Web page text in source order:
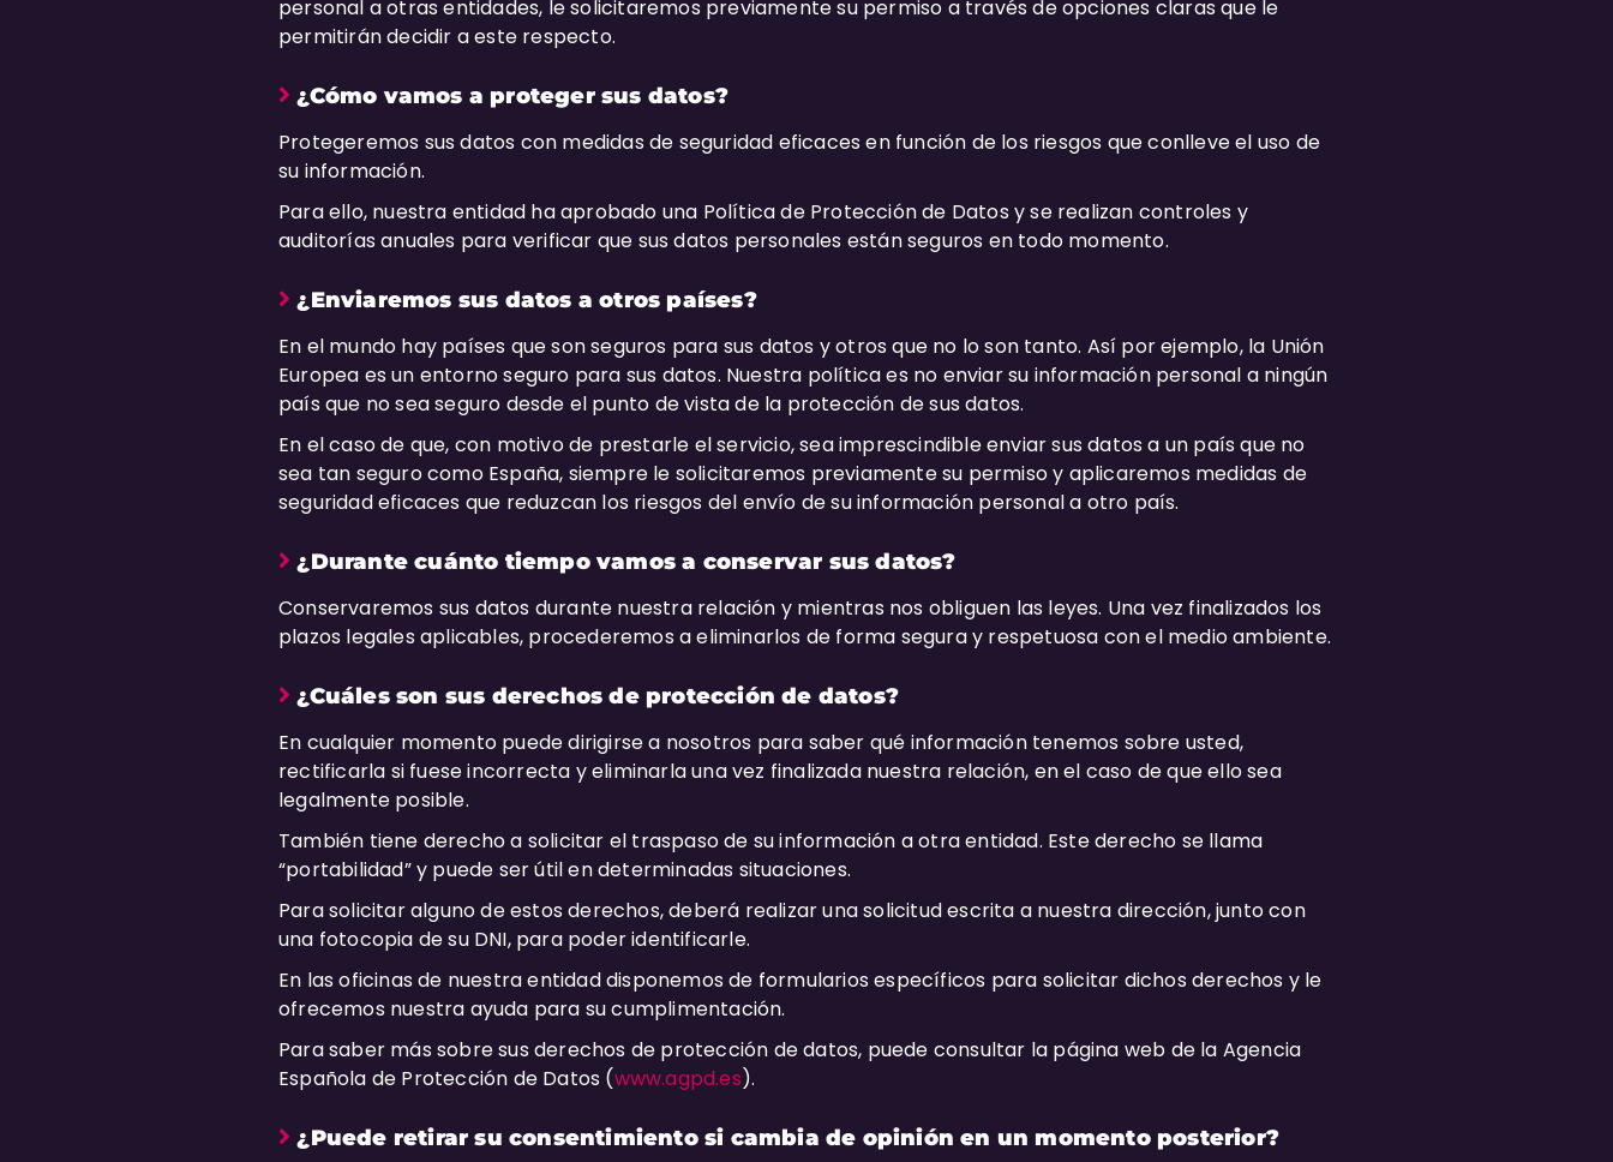
personal a otras entidades, le solicitaremos previamente su permiso a través de opciones claras que le
permitirán decidir a este respecto.
¿Cómo vamos a proteger sus datos?
Protegeremos sus datos con medidas de seguridad eficaces en función de los riesgos que conlleve el uso de
su información.
Para ello, nuestra entidad ha aprobado una Política de Protección de Datos y se realizan controles y
auditorías anuales para verificar que sus datos personales están seguros en todo momento.
¿Enviaremos sus datos a otros países?
En el mundo hay países que son seguros para sus datos y otros que no lo son tanto. Así por ejemplo, la Unión
Europea es un entorno seguro para sus datos. Nuestra política es no enviar su información personal a ningún
país que no sea seguro desde el punto de vista de la protección de sus datos.
En el caso de que, con motivo de prestarle el servicio, sea imprescindible enviar sus datos a un país que no
sea tan seguro como España, siempre le solicitaremos previamente su permiso y aplicaremos medidas de
seguridad eficaces que reduzcan los riesgos del envío de su información personal a otro país.
¿Durante cuánto tiempo vamos a conservar sus datos?
Conservaremos sus datos durante nuestra relación y mientras nos obliguen las leyes. Una vez finalizados los
plazos legales aplicables, procederemos a eliminarlos de forma segura y respetuosa con el medio ambiente.
¿Cuáles son sus derechos de protección de datos?
En cualquier momento puede dirigirse a nosotros para saber qué información tenemos sobre usted,
rectificarla si fuese incorrecta y eliminarla una vez finalizada nuestra relación, en el caso de que ello sea
legalmente posible.
También tiene derecho a solicitar el traspaso de su información a otra entidad. Este derecho se llama
“portabilidad” y puede ser útil en determinadas situaciones.
Para solicitar alguno de estos derechos, deberá realizar una solicitud escrita a nuestra dirección, junto con
una fotocopia de su DNI, para poder identificarle.
En las oficinas de nuestra entidad disponemos de formularios específicos para solicitar dichos derechos y le
ofrecemos nuestra ayuda para su cumplimentación.
Para saber más sobre sus derechos de protección de datos, puede consultar la página web de la Agencia
Española de Protección de Datos (www.agpd.es).
¿Puede retirar su consentimiento si cambia de opinión en un momento posterior?